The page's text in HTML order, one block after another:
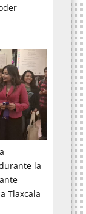
la
Tlaxcala